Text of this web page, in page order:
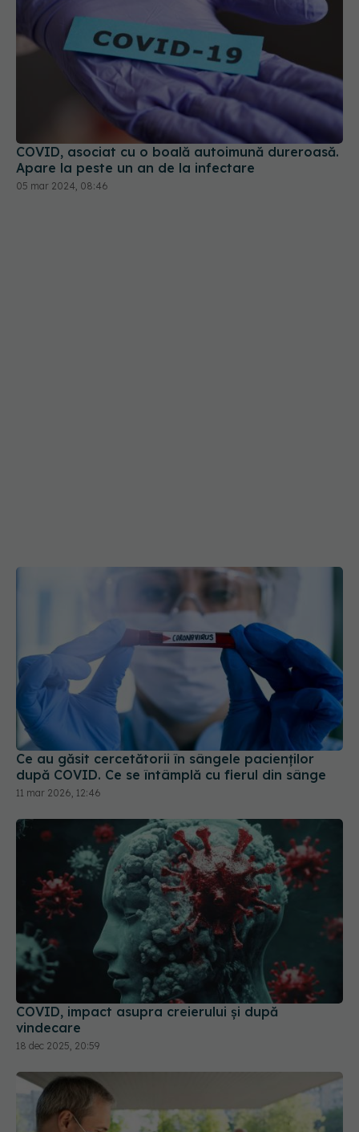
COVID, asociat cu o boală autoimună dureroasă.
Apare la peste un an de la infectare
05 mar 2024, 08:46
Ce au găsit cercetătorii în sângele pacienților
după COVID. Ce se întâmplă cu fierul din sânge
11 mar 2026, 12:46
COVID, impact asupra creierului și după
vindecare
18 dec 2025, 20:59